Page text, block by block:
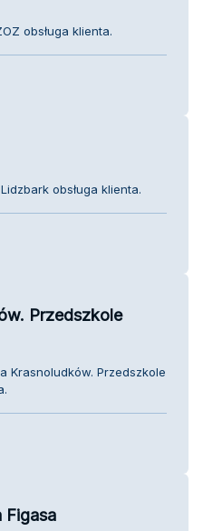
obsługa klienta.
obsługa klienta.
Przedszkole
Krasnoludków. Przedszkole
Figasa